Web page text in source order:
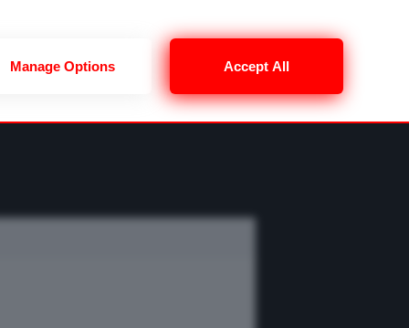
Manage Options Accept All